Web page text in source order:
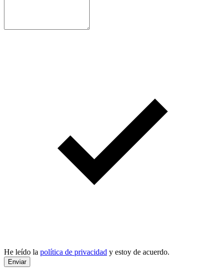
He leído la política de privacidad y estoy de acuerdo.
Enviar